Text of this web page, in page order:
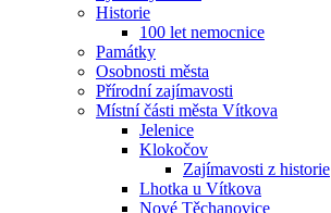
Historie
100 let nemocnice
Památky
Osobnosti města
Přírodní zajímavosti
Místní části města Vítkova
Jelenice
Klokočov
Zajímavosti z historie
Lhotka u Vítkova
Nové Těchanovice